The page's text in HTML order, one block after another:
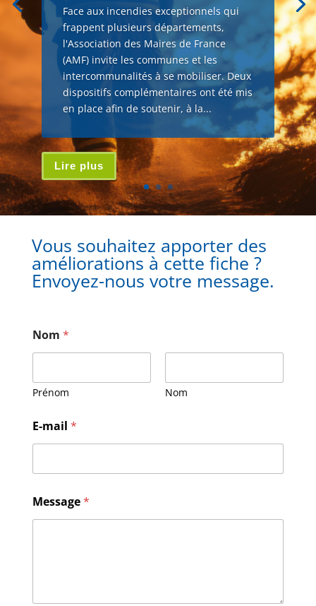
Face aux incendies exceptionnels qui
frappent plusieurs départements,
l'Association des Maires de France
(AMF) invite les communes et les
intercommunalités à se mobiliser. Deux
dispositifs complémentaires ont été mis
en place afin de soutenir, à la...
Lire plus
Vous souhaitez apporter des
améliorations à cette fiche ?
Envoyez-nous votre message.
Nom *
Prénom Nom
e
s
a
e
N
o
E-mail *
Message*